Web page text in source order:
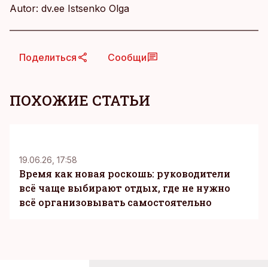
Autor: dv.ee Istsenko Olga
Поделиться Сообщи
ПОХОЖИЕ СТАТЬИ
19.06.26, 17:58
Время как новая роскошь: руководители
всё чаще выбирают отдых, где не нужно
всё организовывать самостоятельно